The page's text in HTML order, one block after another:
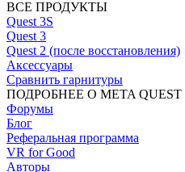
ВСЕ ПРОДУКТЫ
Quest 3S
Quest 3
Quest 2 (после восстановления)
Аксессуары
Сравнить гарнитуры
ПОДРОБНЕЕ О META QUEST
Форумы
Блог
Реферальная программа
VR for Good
Авторы